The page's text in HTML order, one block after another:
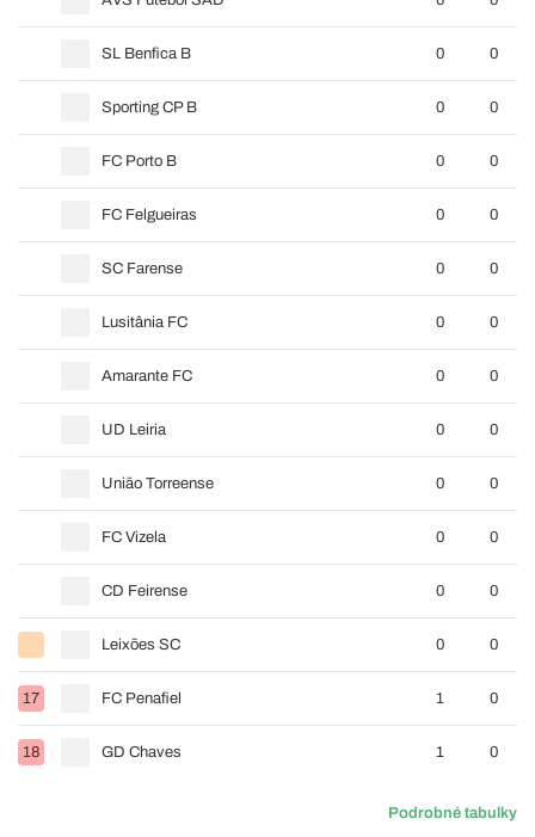
SL Benfica B 0 0
Sporting CP B 0 0
FC Porto B 0 0
FC Felgueiras 0 0
SC Farense 0 0
Lusitânia FC 0 0
Amarante FC 0 0
UD Leiria 0 0
União Torreense 0 0
FC Vizela 0 0
CD Feirense 0 0
Leixões SC 0 0
17 FC Penafiel 1 0
18 GD Chaves 1 0
Podrobné tabulky